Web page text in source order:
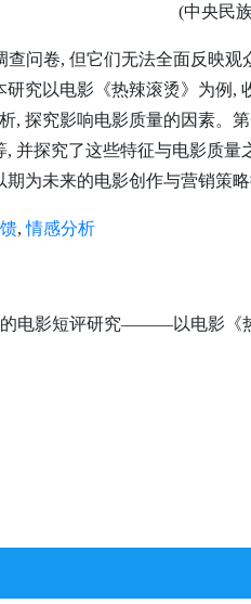
(中央民
问卷, 但它们无法全面反映
究以电影《热辣滚烫》为例,
, 探究影响电影质量的因素。
并探究了这些特征与电影质
为未来的电影创作与营销策略
,情感分析
电影短评研究———以电影《